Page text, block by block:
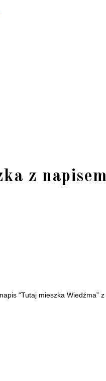
z
“Tutaj mieszka Wiedźma”